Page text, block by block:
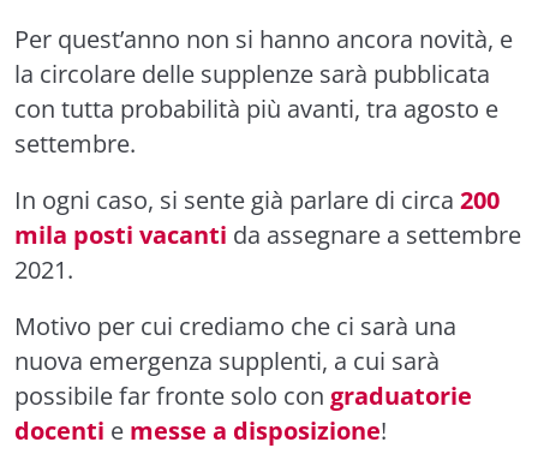
Per quest’anno non si hanno ancora novità, e
la circolare delle supplenze sarà pubblicata
con tutta probabilità più avanti, tra agosto e
settembre.
In ogni caso, si sente già parlare di circa 200
mila posti vacanti da assegnare a settembre
2021.
Motivo per cui crediamo che ci sarà una
nuova emergenza supplenti, a cui sarà
possibile far fronte solo con graduatorie
docenti e messe a disposizione!